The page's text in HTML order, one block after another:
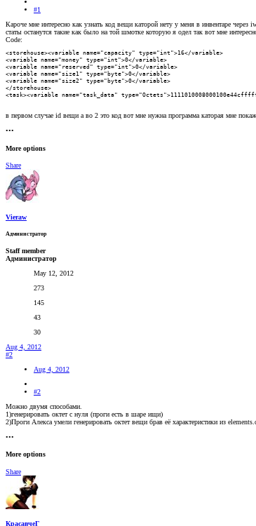
#1
Кароче мне интересно как узнать код вещи каторой нету у меня в инвентаре
статы останутся такие как было на той шмотке которую я одел так вот мне
Code:
<storehouse><variable name="capacity" type="int">16</variable>
<variable name="money" type="int">0</variable>
<variable name="reserved" type="int">0</variable>
<variable name="size1" type="byte">0</variable>
<variable name="size2" type="byte">0</variable>
</storehouse>
<task><variable name="task_data"
в первом случае id вещи а во 2 это код вот мне нужна программа каторая мне
•••
More options
Share
Vieraw
Администратор
Staff member
Администратор
May 12, 2012
273
145
43
30
Aug 4, 2012
#2
Aug 4, 2012
#2
Можно двумя способами.
1)генерировать октет с нуля (проги есть в шаре ищи)
2)Проги Алекса умели генерировать октет вещи брав её характеристики из
•••
More options
Share
КрасавчеГ